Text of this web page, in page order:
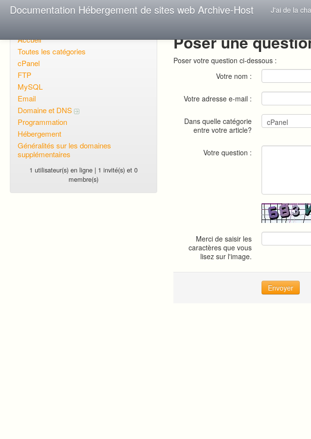
Documentation Hébergement de sites web Archive-Host J'ai de la
Accueil
Toutes les catégories
cPanel
FTP
MySQL
Email
Domaine et DNS
Programmation
Hébergement
Généralités sur les domaines
supplémentaires
1 utilisateur(s) en ligne | 1 invité(s) et 0
membre(s)
Poser une
Poser votre question ci-dessous :
Votre nom :
Votre adresse e-mail :
Dans quelle catégorie
entre votre article?
Votre question :
Merci de saisir les
caractères que vous
lisez sur l'image.
Envoyer